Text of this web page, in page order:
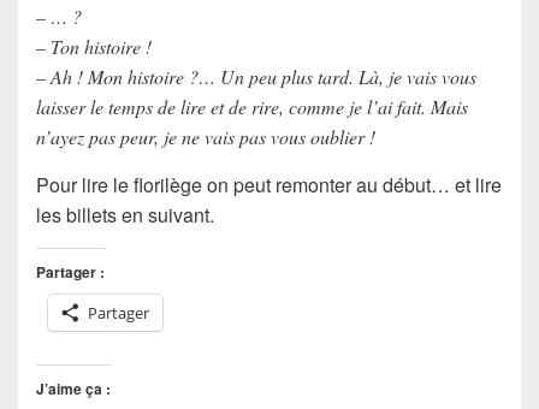
– … ?
– Ton histoire !
– Ah ! Mon histoire ?… Un peu plus tard. Là, je vais vous
laisser le temps de lire et de rire, comme je l’ai fait. Mais
n’ayez pas peur, je ne vais pas vous oublier !
Pour lire le florilège on peut remonter au début… et lire
les billets en suivant.
Partager :
Partager
J’aime ça :